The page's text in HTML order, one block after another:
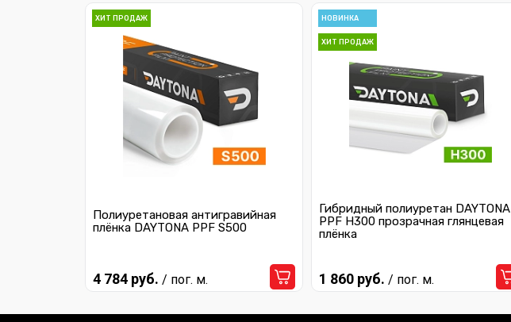
ХИТ ПРОДАЖ
Полиуретановая антигравийная
плёнка DAYTONA PPF S500
4 784 руб. / пог. м.
НОВИНКА
ХИТ ПРОДАЖ
Гибридный полиуретан DAYTONA
PPF H300 прозрачная глянцевая
плёнка
1 860 руб. / пог. м.